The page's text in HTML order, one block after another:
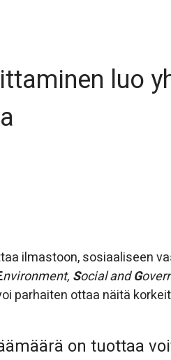
luo
ilmastoon, sosiaaliseen
nvironment, Social andG
parhaiten ottaa näitä
on tuottaa